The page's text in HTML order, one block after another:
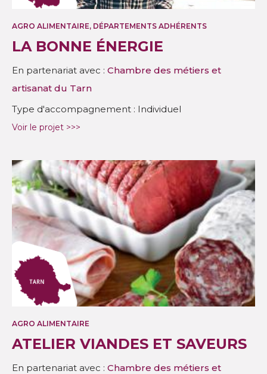
AGRO ALIMENTAIRE, DÉPARTEMENTS ADHÉRENTS
LA BONNE ÉNERGIE
En partenariat avec : Chambre des métiers et
artisanat du Tarn
Type d'accompagnement : Individuel
Voir le projet >>>
AGRO ALIMENTAIRE
ATELIER VIANDES ET SAVEURS
En partenariat avec : Chambre des métiers et